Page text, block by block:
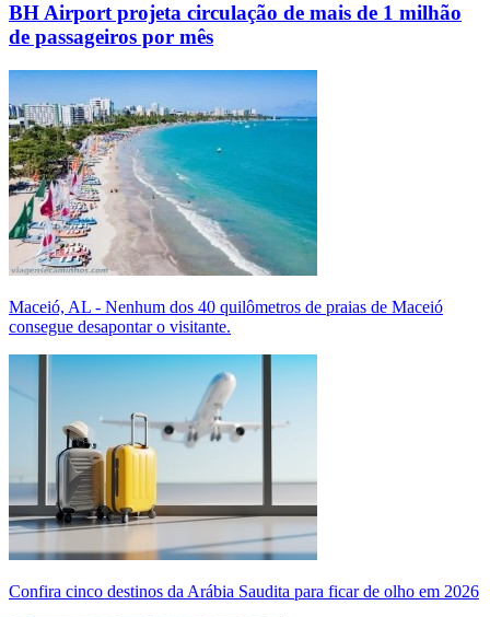
BH Airport projeta circulação de mais de 1 milhão
de passageiros por mês
Maceió, AL - Nenhum dos 40 quilômetros de praias de Maceió
consegue desapontar o visitante.
Confira cinco destinos da Arábia Saudita para ficar de olho em 2026